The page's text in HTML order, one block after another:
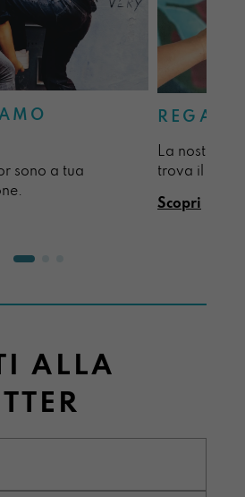
sono a tua
La nostra
trova il
Scopri
ALLA